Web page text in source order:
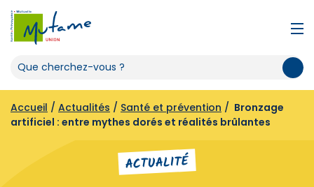
Accueil / Actualités / Santé et prévention / Bronzage
artificiel : entre mythes dorés et réalités brûlantes
ACTUALITÉ